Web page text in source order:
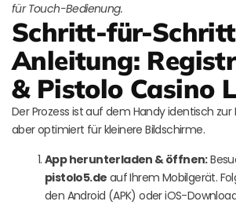
für Touch-Bedienung.
Schritt-für-Schritt
Anleitung:
& Pistolo Casino
Der Prozess ist auf dem Handy identisch zur
aber optimiert für kleinere Bildschirme.
App herunterladen & öffnen:
pistolo5.de auf Ihrem Mobilgerät.
den Android (APK) oder iOS-